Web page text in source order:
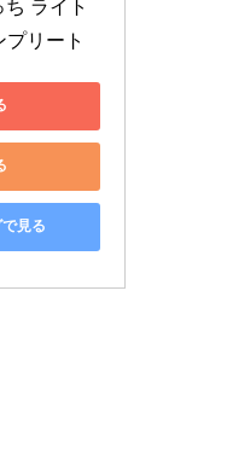
ち ライト
リート
見る